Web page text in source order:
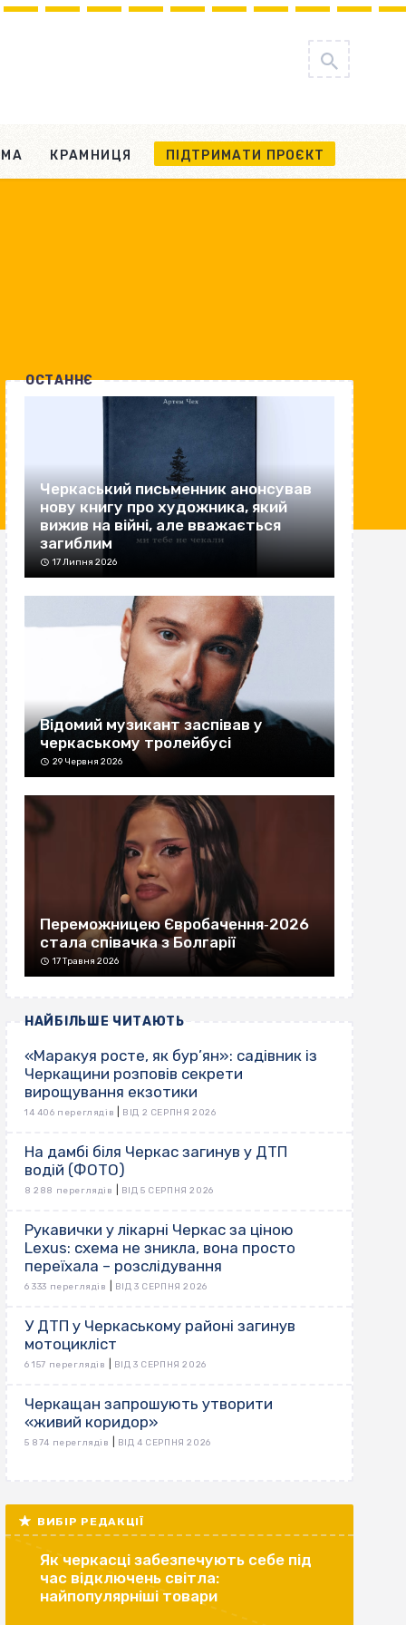
КРАМНИЦЯ ПІДТРИМАТИ ПРОЄКТ
ОСТАННЄ
Черкаський письменник анонсував
нову книгу про художника, який
вижив на війні, але вважається
загиблим
17 Липня 2026
Відомий музикант заспівав у
черкаському тролейбусі
29 Червня 2026
Переможницею Євробачення‐2026
стала співачка з Болгарії
17 Травня 2026
НАЙБІЛЬШЕ ЧИТАЮТЬ
«Маракуя росте, як бур’ян»: садівник із
Черкащини розповів секрети
вирощування екзотики
14 406 переглядів ВІД 2 СЕРПНЯ 2026
На дамбі біля Черкас загинув у ДТП
водій (ФОТО)
8 288 переглядів ВІД 5 СЕРПНЯ 2026
Рукавички у лікарні Черкас за ціною
Lexus: схема не зникла, вона просто
переїхала – розслідування
6 333 переглядів ВІД 3 СЕРПНЯ 2026
У ДТП у Черкаському районі загинув
мотоцикліст
6 157 переглядів ВІД 3 СЕРПНЯ 2026
Черкащан запрошують утворити
«живий коридор»
5 874 переглядів ВІД 4 СЕРПНЯ 2026
ВИБІР РЕДАКЦІЇ
Як черкасці забезпечують себе під
час відключень світла:
найпопулярніші товари